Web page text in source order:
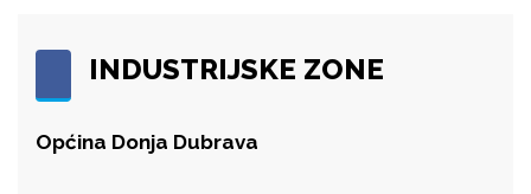
INDUSTRIJSKE ZONE
Općina Donja Dubrava